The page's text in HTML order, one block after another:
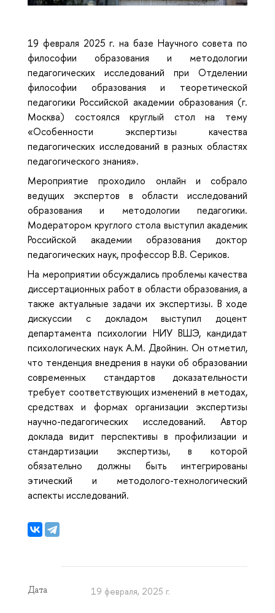
19 февраля 2025 г. на базе Научного совета по
философии образования и методологии
педагогических исследований при Отделении
философии образования и теоретической
педагогики Российской академии образования (г.
Москва) состоялся круглый стол на тему
«Особенности экспертизы качества
педагогических исследований в разных областях
педагогического знания».
Мероприятие проходило онлайн и собрало
ведущих экспертов в области исследований
образования и методологии педагогики.
Модератором круглого стола выступил академик
Российской академии образования доктор
педагогических наук, профессор В.В. Сериков.
На мероприятии обсуждались проблемы качества
диссертационных работ в области образования, а
также актуальные задачи их экспертизы. В ходе
дискуссии с докладом выступил доцент
департамента психологии НИУ ВШЭ, кандидат
психологических наук А.М. Двойнин. Он отметил,
что тенденция внедрения в науки об образовании
современных стандартов доказательности
требует соответствующих изменений в методах,
средствах и формах организации экспертизы
научно-педагогических исследований. Автор
доклада видит перспективы в профилизации и
стандартизации экспертизы, в которой
обязательно должны быть интегрированы
этический и методолого-технологический
аспекты исследований.
Дата 19 февраля, 2025 г.